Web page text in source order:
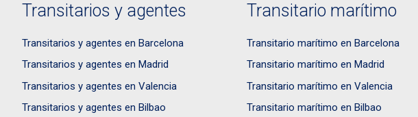
Transitarios y agentes
Transitarios y agentes en Barcelona
Transitarios y agentes en Madrid
Transitarios y agentes en Valencia
Transitarios y agentes en Bilbao
Transitario marítimo
Transitario marítimo en Barcelona
Transitario marítimo en Madrid
Transitario marítimo en Valencia
Transitario marítimo en Bilbao